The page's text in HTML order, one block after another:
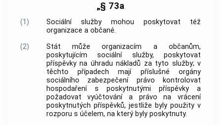
„§ 73a
(1)
Sociální služby mohou poskytovat též
organizace a občané.
(2)
Stát může organizacím a občanům,
poskytujícím sociální služby, poskytovat
příspěvky na úhradu nákladů za tyto služby; v
těchto případech mají příslušné orgány
sociálního zabezpečení právo kontrolovat
hospodaření s poskytnutými příspěvky a
požadovat vyúčtování a právo na vrácení
poskytnutých příspěvků, jestliže byly použity v
rozporu s účelem, na který byly poskytnuty.